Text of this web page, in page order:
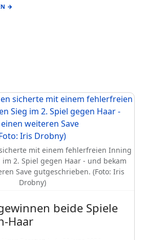
→
mit einem fehlerfreien Inning
2. Spiel gegen Haar - und bekam
Save gutgeschrieben. (Foto: Iris
Drobny)
beide Spiele
Haar